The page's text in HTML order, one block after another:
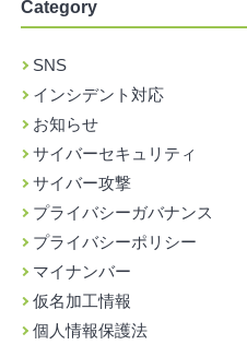
Category
SNS
インシデント対応
お知らせ
サイバーセキュリティ
サイバー攻撃
プライバシーガバナンス
プライバシーポリシー
マイナンバー
仮名加工情報
個人情報保護法